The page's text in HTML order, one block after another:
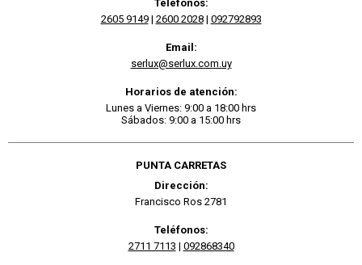
Teléfonos:
2605 9149| 2600 2028| 092792893
Email:
serlux@serlux.com.uy
Horarios de atención:
Lunes a Viernes: 9:00 a 18:00 hrs
Sábados: 9:00 a 15:00 hrs
PUNTA CARRETAS
Dirección:
Francisco Ros 2781
Teléfonos:
2711 7113 | 092868340